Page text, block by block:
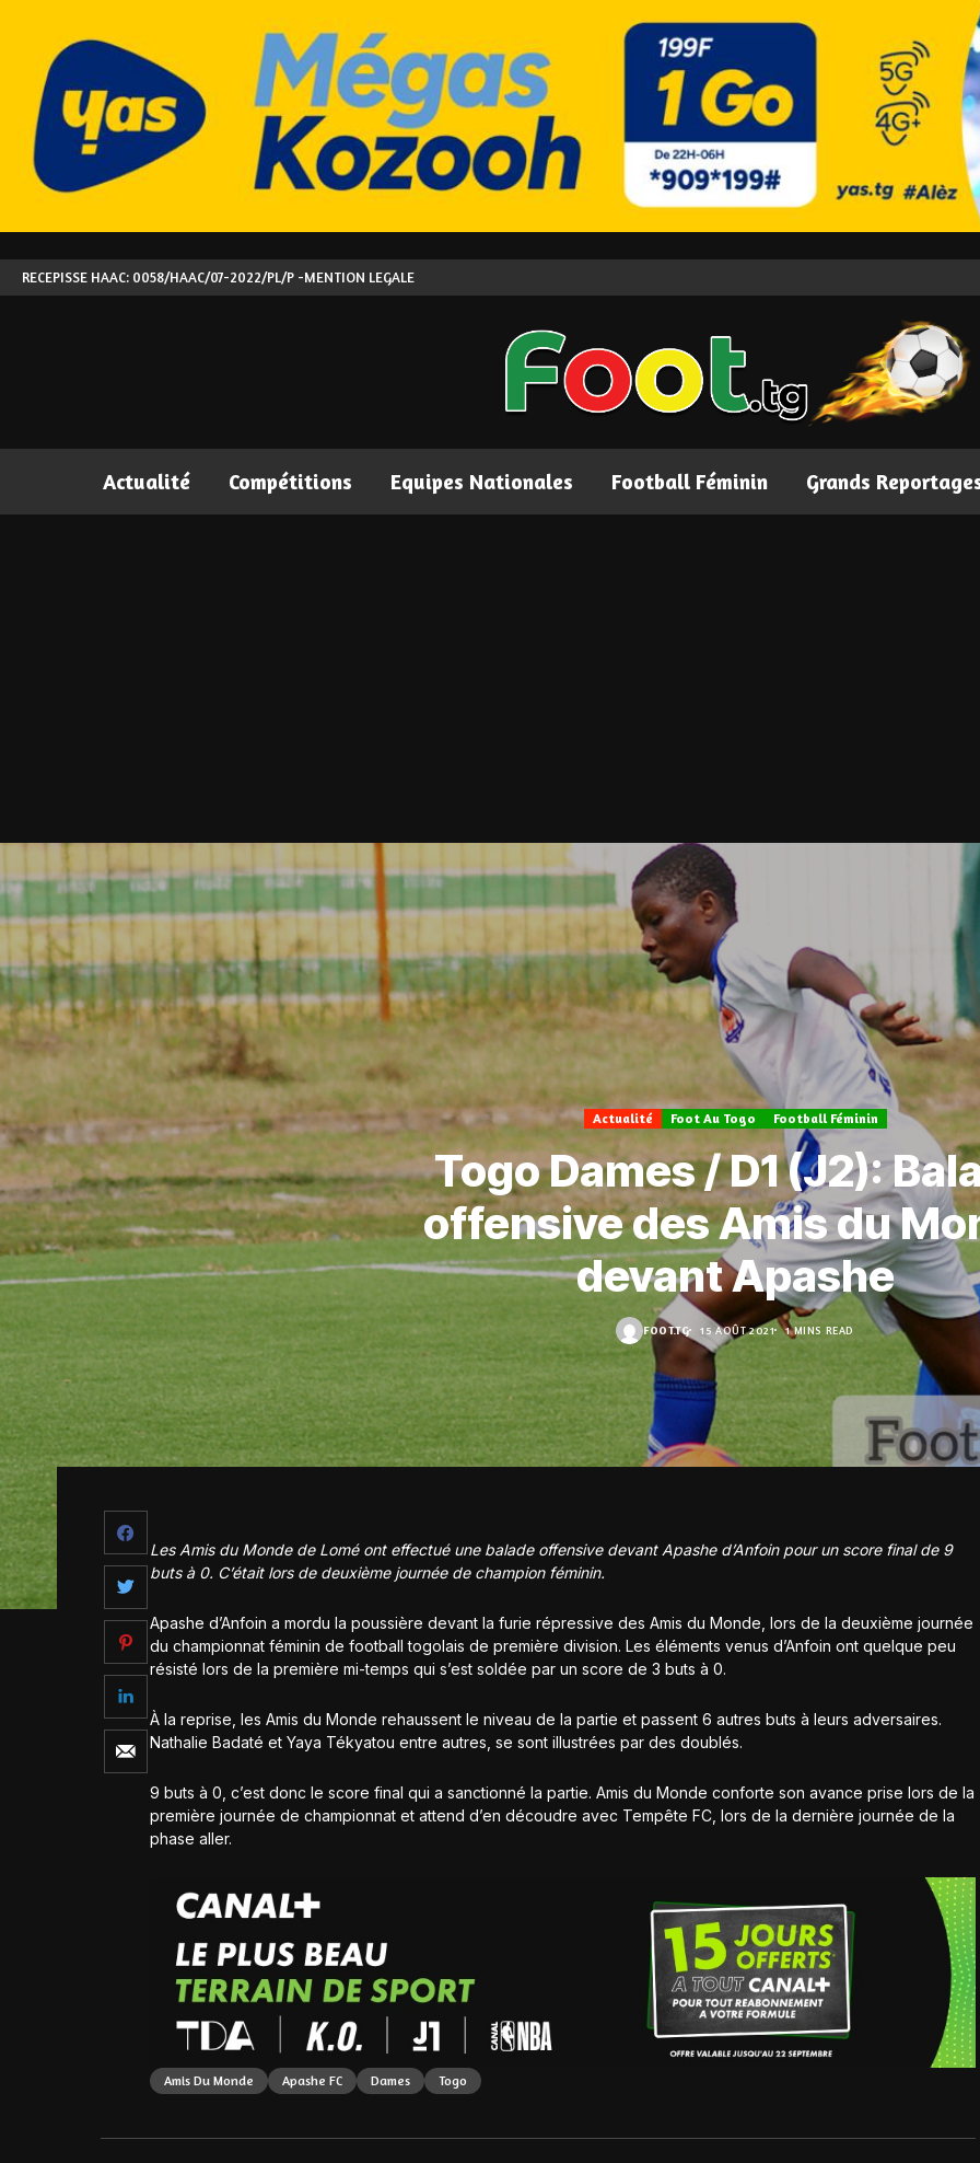
RECEPISSE HAAC: 0058/HAAC/07-2022/PL/P -MENTION LEGALE
Actualité Compétitions Equipes Nationales Football Féminin Grands
Actualité Foot Au Togo Football Féminin
Togo Dames / D1 (J2):
offensive des Amis du
devant Apashe
FOOT.TG 15 AOÛT 2021 1 MINS READ
Les Amis du Monde de Lomé ont effectué une balade offensive devant Apashe d’Anfoin pour un score final de 9
buts à 0. C’était lors de deuxième journée de champion féminin.
Apashe d’Anfoin a mordu la poussière devant la furie répressive des Amis du Monde, lors de la deuxième journée
du championnat féminin de football togolais de première division. Les éléments venus d’Anfoin ont quelque peu
résisté lors de la première mi-temps qui s’est soldée par un score de 3 buts à 0.
À la reprise, les Amis du Monde rehaussent le niveau de la partie et passent 6 autres buts à leurs adversaires.
Nathalie Badaté et Yaya Tékyatou entre autres, se sont illustrées par des doublés.
9 buts à 0, c’est donc le score final qui a sanctionné la partie. Amis du Monde conforte son avance prise lors de la
première journée de championnat et attend d’en découdre avec Tempête FC, lors de la dernière journée de la
phase aller.
Amis Du Monde Apashe FC Dames Togo